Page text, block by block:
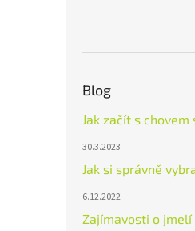
Blog
Jak začít s chovem
30.3.2023
Jak si správně
6.12.2022
Zajímavosti o jmelí